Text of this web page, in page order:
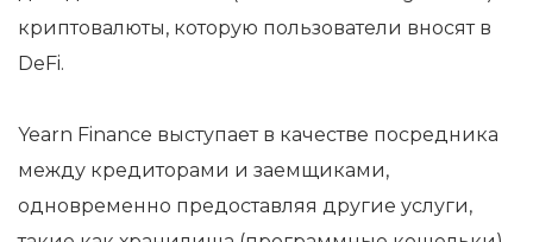
криптовалюты, которую пользователи вносят в
DeFi.
Yearn Finance выступает в качестве посредника
между кредиторами и заемщиками,
одновременно предоставляя другие услуги,